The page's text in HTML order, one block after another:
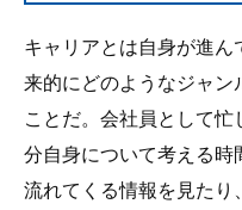
キャリアとは自身が進
来的にどのようなジャン
ことだ。会社員として
分自身について考える
流れてくる情報を見た